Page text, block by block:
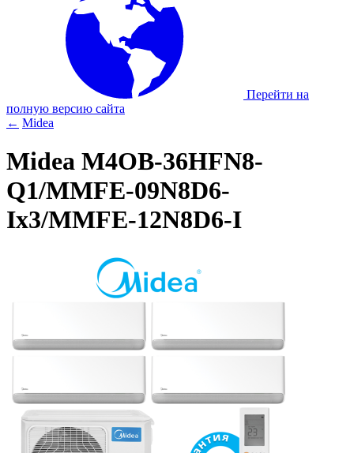
Перейти на
полную версию сайта
← Midea
Midea M4OB-36HFN8-
Q1/MMFE-09N8D6-
Ix3/MMFE-12N8D6-I